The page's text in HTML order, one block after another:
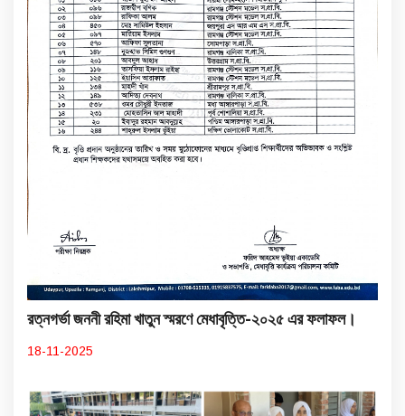
রত্নগর্ভা জননী রহিমা খাতুন স্মরণে মেধাবৃত্তি-২০২৫ এর ফলাফল।
18-11-2025